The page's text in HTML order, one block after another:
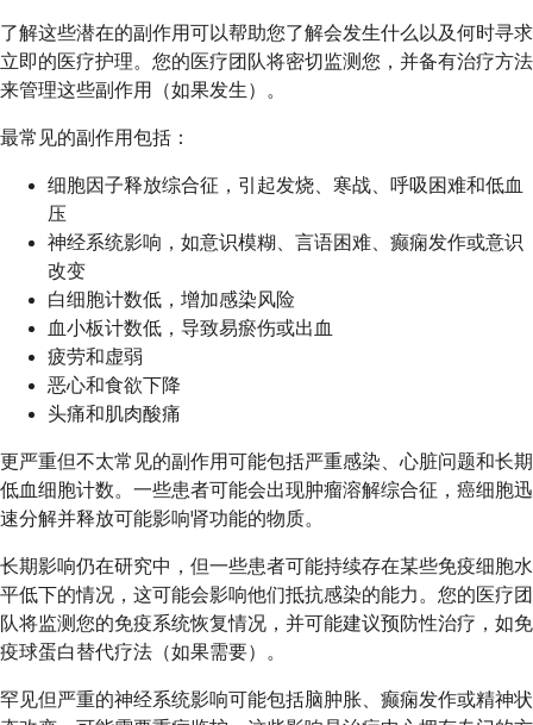
了解这些潜在的副作用可以帮助您了解会发生什么以及何时寻求
立即的医疗护理。您的医疗团队将密切监测您，并备有治疗方法
来管理这些副作用（如果发生）。
最常见的副作用包括：
细胞因子释放综合征，引起发烧、寒战、呼吸困难和低血
压
神经系统影响，如意识模糊、言语困难、癫痫发作或意识
改变
白细胞计数低，增加感染风险
血小板计数低，导致易瘀伤或出血
疲劳和虚弱
恶心和食欲下降
头痛和肌肉酸痛
更严重但不太常见的副作用可能包括严重感染、心脏问题和长期
低血细胞计数。一些患者可能会出现肿瘤溶解综合征，癌细胞迅
速分解并释放可能影响肾功能的物质。
长期影响仍在研究中，但一些患者可能持续存在某些免疫细胞水
平低下的情况，这可能会影响他们抵抗感染的能力。您的医疗团
队将监测您的免疫系统恢复情况，并可能建议预防性治疗，如免
疫球蛋白替代疗法（如果需要）。
罕见但严重的神经系统影响可能包括脑肿胀、癫痫发作或精神状